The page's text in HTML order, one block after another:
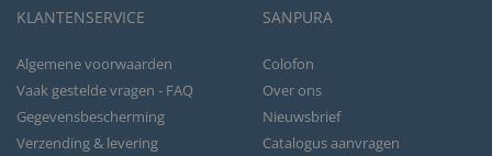
KLANTENSERVICE
Algemene voorwaarden
Vaak gestelde vragen - FAQ
Gegevensbescherming
Verzending & levering
SANPURA
Colofon
Over ons
Nieuwsbrief
Catalogus aanvragen